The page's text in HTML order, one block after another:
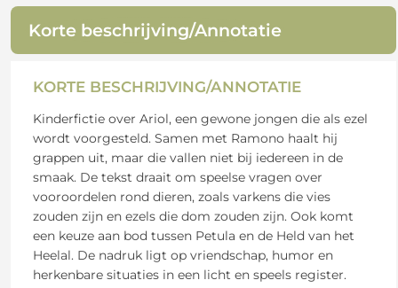
Korte beschrijving/Annotatie
KORTE BESCHRIJVING/ANNOTATIE
Kinderfictie over Ariol, een gewone jongen die als ezel
wordt voorgesteld. Samen met Ramono haalt hij
grappen uit, maar die vallen niet bij iedereen in de
smaak. De tekst draait om speelse vragen over
vooroordelen rond dieren, zoals varkens die vies
zouden zijn en ezels die dom zouden zijn. Ook komt
een keuze aan bod tussen Petula en de Held van het
Heelal. De nadruk ligt op vriendschap, humor en
herkenbare situaties in een licht en speels register.